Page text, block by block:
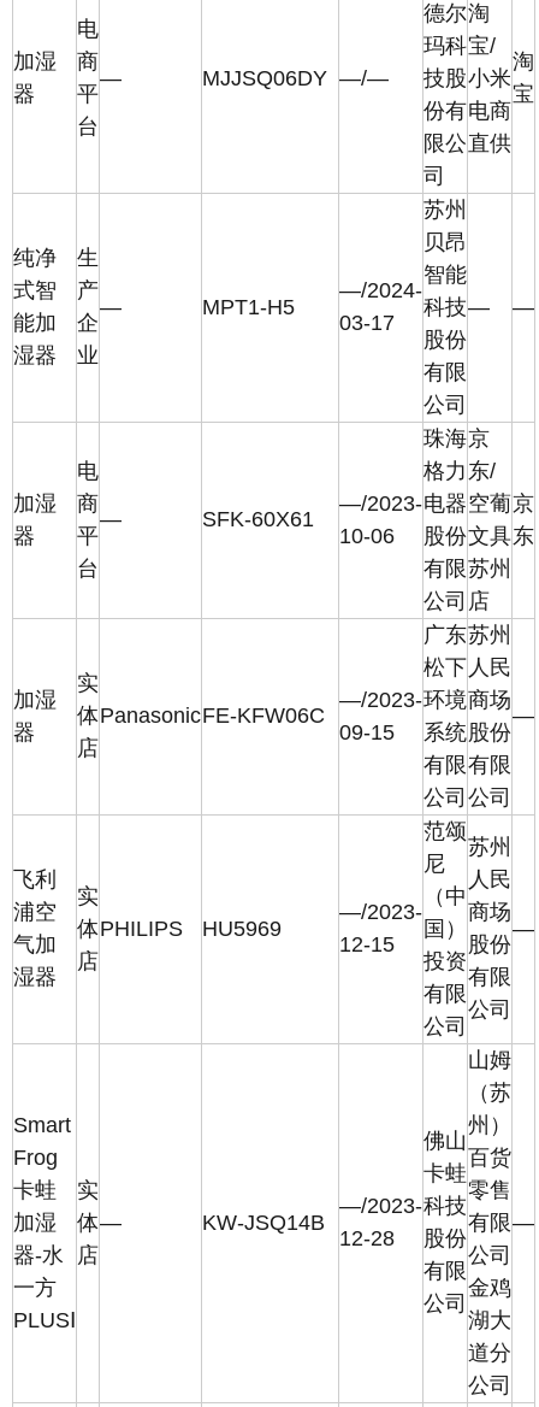
加湿
器
电
商
平
台
— MJJSQ06DY —/—
德尔
玛科
技股
份有
限公
司
淘
宝/
小米
电商
直供
淘
宝
纯净
式智
能加
湿器
生
产
企
业
— MPT1-H5
—/2024-
03-17
苏州
贝昂
智能
科技
股份
有限
公司
— —
加湿
器
电
商
平
台
— SFK-60X61
—/2023-
10-06
珠海
格力
电器
股份
有限
公司
京
东/
空葡
文具
苏州
店
京
东
加湿
器
实
体
店
PanasonicFE-KFW06C
—/2023-
09-15
广东
松下
环境
系统
有限
公司
苏州
人民
商场
股份
有限
公司
—
飞利
浦空
气加
湿器
实
体
店
PHILIPS HU5969
—/2023-
12-15
范颂
尼
（中
国）
投资
有限
公司
苏州
人民
商场
股份
有限
公司
—
Smart
Frog
卡蛙
加湿
器-水
一方
PLUSⅠ
实
体
店
— KW-JSQ14B
—/2023-
12-28
佛山
卡蛙
科技
股份
有限
公司
山姆
（苏
州）
百货
零售
有限
公司
金鸡
湖大
道分
公司
—